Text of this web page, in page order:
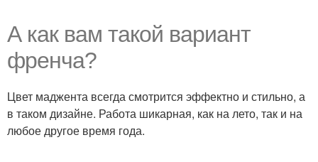
А как вам такой вариант
френча?
Цвет маджента всегда смотрится эффектно и стильно, а
в таком дизайне. Работа шикарная, как на лето, так и на
любое другое время года.